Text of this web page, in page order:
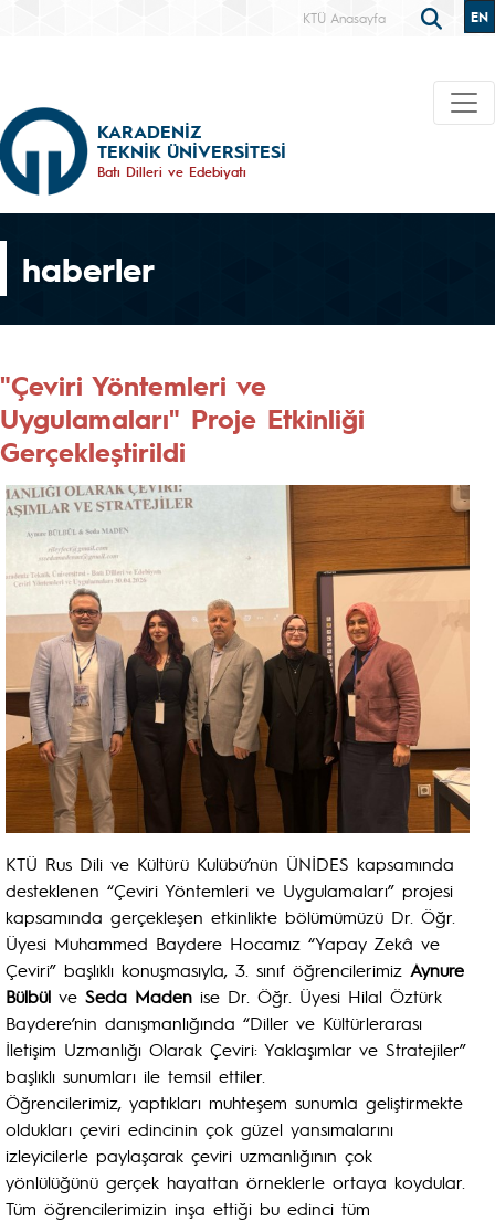
KTÜ Anasayfa EN
KARADENİZ
TEKNİK ÜNİVERSİTESİ
Batı Dilleri ve Edebiyatı
haberler
"Çeviri Yöntemleri ve
Uygulamaları" Proje Etkinliği
Gerçekleştirildi
KTÜ Rus Dili ve Kültürü Kulübü’nün ÜNİDES kapsamında
desteklenen “Çeviri Yöntemleri ve Uygulamaları” projesi
kapsamında gerçekleşen etkinlikte bölümümüzü Dr. Öğr.
Üyesi Muhammed Baydere Hocamız “Yapay Zekâ ve
Çeviri” başlıklı konuşmasıyla, 3. sınıf öğrencilerimiz Aynure
Bülbül ve Seda Maden ise Dr. Öğr. Üyesi Hilal Öztürk
Baydere’nin danışmanlığında “Diller ve Kültürlerarası
İletişim Uzmanlığı Olarak Çeviri: Yaklaşımlar ve Stratejiler”
başlıklı sunumları ile temsil ettiler.
Öğrencilerimiz, yaptıkları muhteşem sunumla geliştirmekte
oldukları çeviri edincinin çok güzel yansımalarını
izleyicilerle paylaşarak çeviri uzmanlığının çok
yönlülüğünü gerçek hayattan örneklerle ortaya koydular.
Tüm öğrencilerimizin inşa ettiği bu edinci tüm